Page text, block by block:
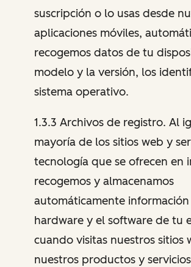
suscripción o lo usas desde
aplicaciones móviles,
recogemos datos de tu
modelo y la versión, los
sistema operativo.
1.3.3 Archivos de registro. Al
mayoría de los sitios web y
tecnología que se ofrecen en
recogemos y almacenamos
automáticamente
hardware y el software de tu
cuando visitas nuestros sitios
nuestros productos y